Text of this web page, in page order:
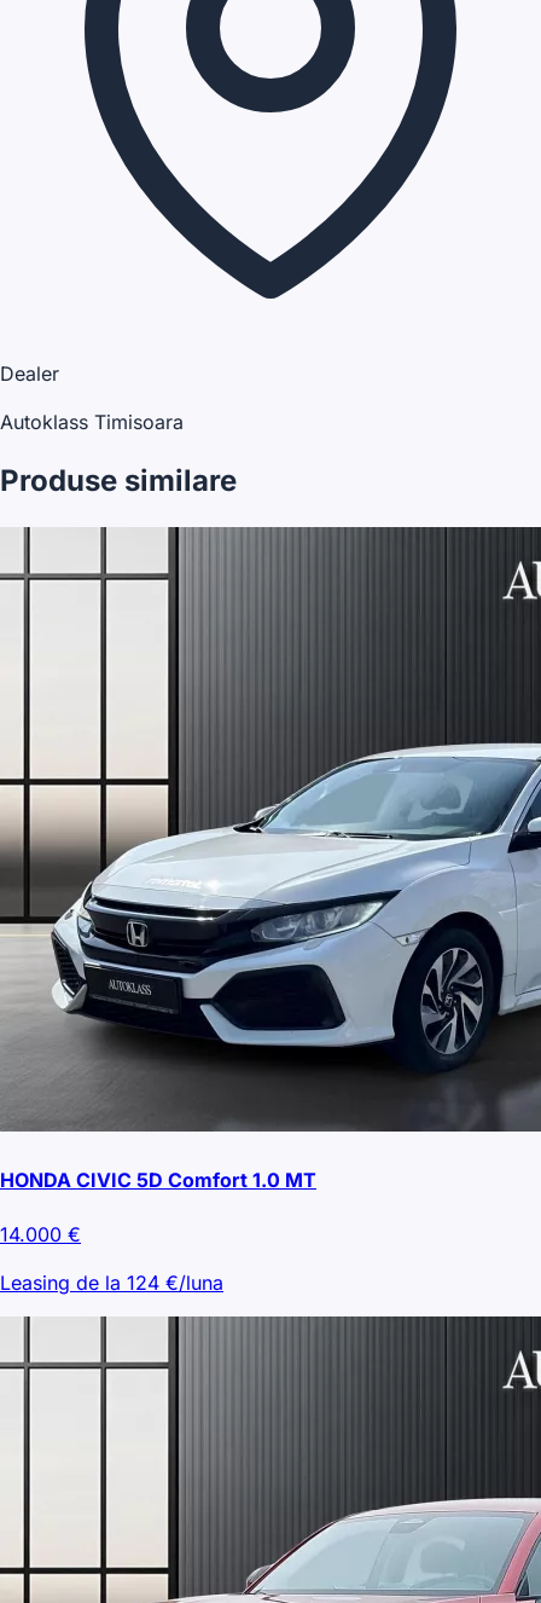
Dealer
Autoklass Timisoara
Produse similare
HONDA CIVIC 5D Comfort 1.0 MT
14.000 €
Leasing de la 124 €/luna